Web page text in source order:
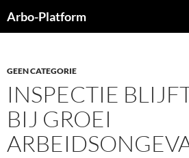
naar
Arbo-Platform
GEEN CATEGORIE
INSPECTIE
BIJ GROEI